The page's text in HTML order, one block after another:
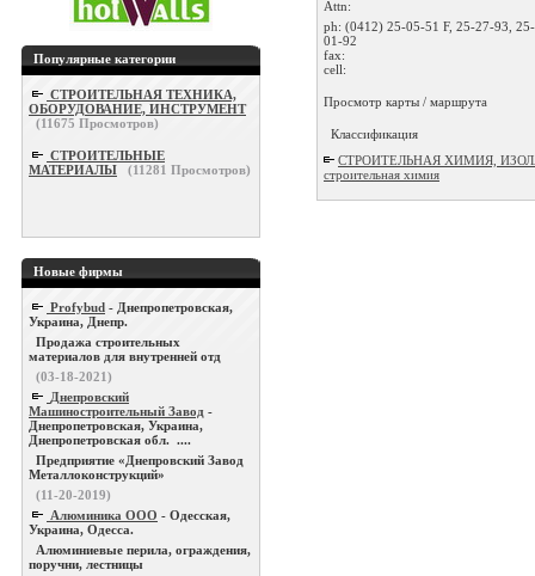
Популярные категории
СТРОИТЕЛЬНАЯ ТЕХНИКА,
ОБОРУДОВАНИЕ, ИНСТРУМЕНТ
(11675 Просмотров)
СТРОИТЕЛЬНЫЕ
МАТЕРИАЛЫ
(11281 Просмотров)
Новые фирмы
Profybud - Днепропетровская,
Украина, Днепр.
Продажа строительных
материалов для внутренней отд
(03-18-2021)
Днепровский
Машиностроительный Завод -
Днепропетровская, Украина,
Днепропетровская обл. ....
Предприятие «Днепровский Завод
Металлоконструкций»
(11-20-2019)
Алюминика ООО - Одесская,
Украина, Одесса.
Алюминиевые перила, ограждения,
поручни, лестницы
Attn:
ph: (0412) 25-05-51 F, 25-27-93,
01-92
fax:
cell:
Просмотр карты / маршрута
Классификация
СТРОИТЕЛЬНАЯ ХИМИЯ,
строительная химия